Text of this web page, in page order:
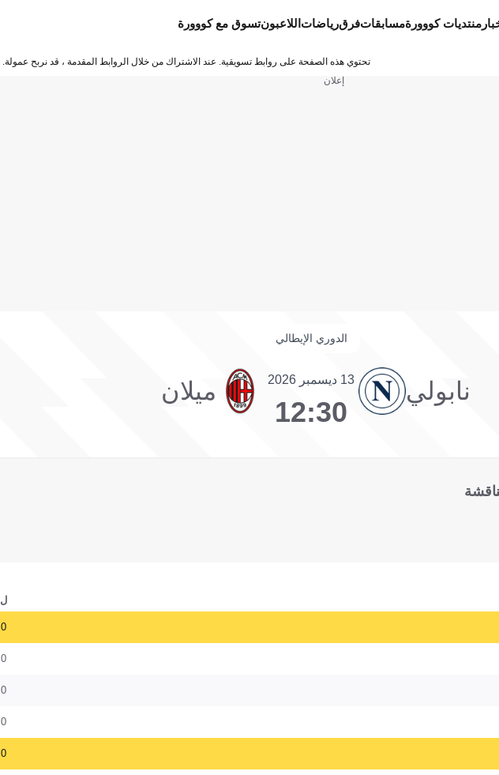
منتديات كووورةمسابقاتفرقرياضات اللاعبونتسوق مع كووورة
تحتوي هذه الصفحة على روابط تسويقية. عند الاشتراك من خلال الروابط المقدمة ، قد نربح عمولة.
إعلان
الدوري الإيطالي
نابولي 13 ديسمبر 2026
12:30
ميلان
ل
0
0
0
0
0